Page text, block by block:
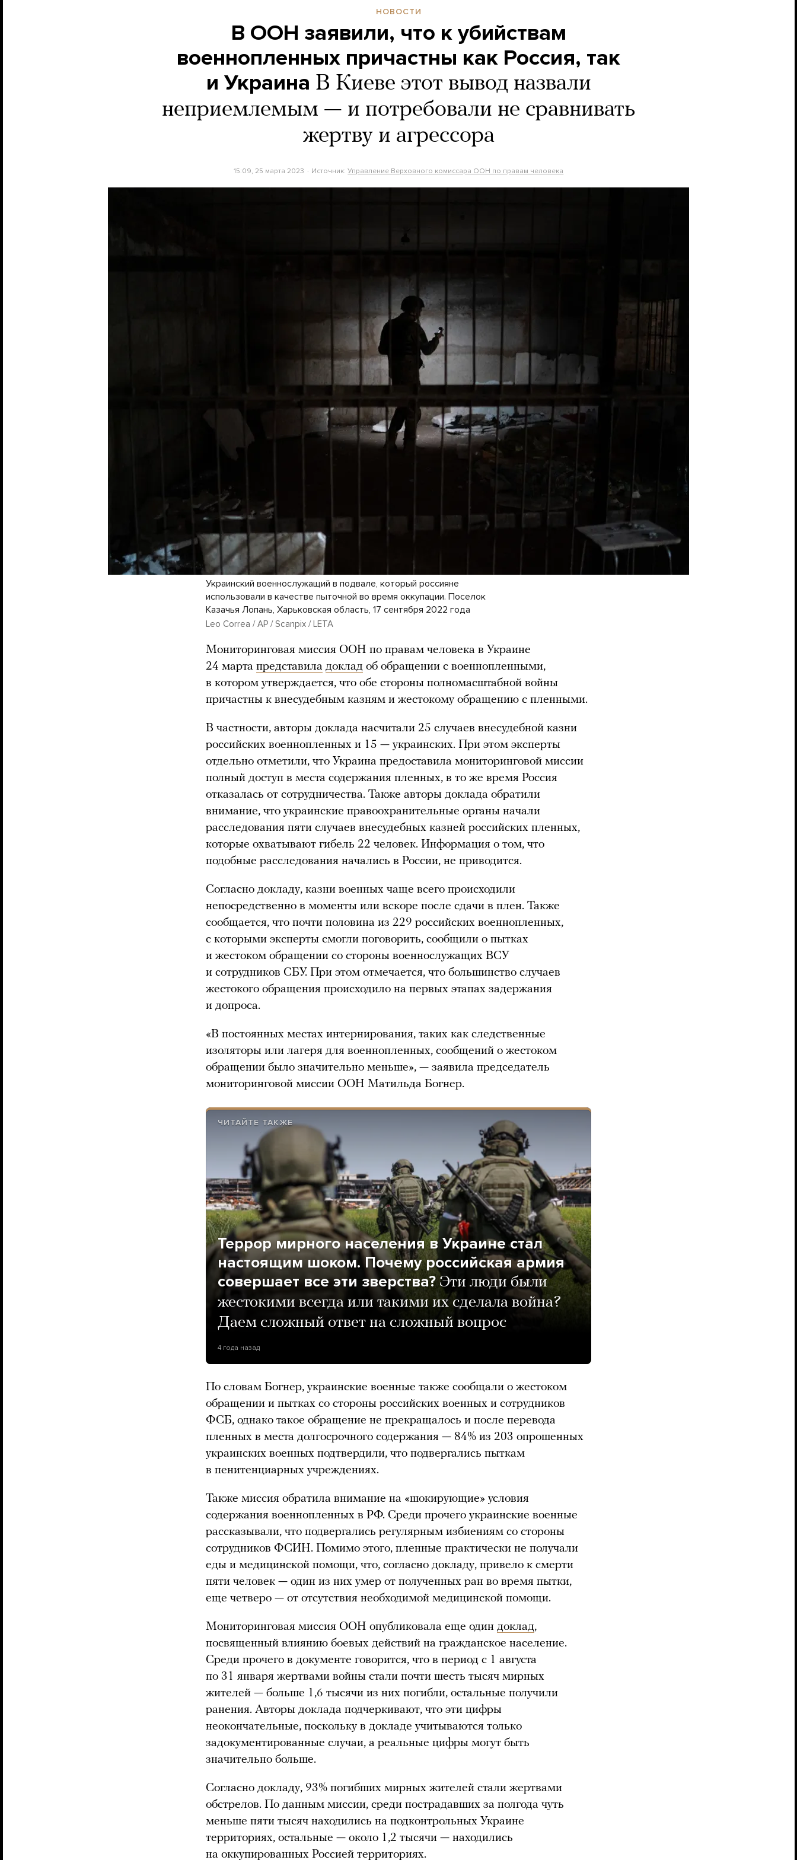
НОВОСТИ
В ООН заявили, что к убийствам
военнопленных причастны как Россия, так
и Украина В Киеве этот вывод назвали
неприемлемым — и потребовали не сравнивать
жертву и агрессора
15:09, 25 марта 2023 Источник:Управление Верховного комиссара ООН по правам человека
Украинский военнослужащий в подвале, который россияне
использовали в качестве пыточной во время оккупации. Поселок
Казачья Лопань, Харьковская область, 17 сентября 2022 года
Leo Correa / AP / Scanpix / LETA
Мониторинговая миссия ООН по правам человека в Украине
24 марта представила доклад об обращении с военнопленными,
в котором утверждается, что обе стороны полномасштабной войны
причастны к внесудебным казням и жестокому обращению с пленными.
В частности, авторы доклада насчитали 25 случаев внесудебной казни
российских военнопленных и 15 — украинских. При этом эксперты
отдельно отметили, что Украина предоставила мониторинговой миссии
полный доступ в места содержания пленных, в то же время Россия
отказалась от сотрудничества. Также авторы доклада обратили
внимание, что украинские правоохранительные органы начали
расследования пяти случаев внесудебных казней российских пленных,
которые охватывают гибель 22 человек. Информация о том, что
подобные расследования начались в России, не приводится.
Согласно докладу, казни военных чаще всего происходили
непосредственно в моменты или вскоре после сдачи в плен. Также
сообщается, что почти половина из 229 российских военнопленных,
с которыми эксперты смогли поговорить, сообщили о пытках
и жестоком обращении со стороны военнослужащих ВСУ
и сотрудников СБУ. При этом отмечается, что большинство случаев
жестокого обращения происходило на первых этапах задержания
и допроса.
«В постоянных местах интернирования, таких как следственные
изоляторы или лагеря для военнопленных, сообщений о жестоком
обращении было значительно меньше», — заявила председатель
мониторинговой миссии ООН Матильда Богнер.
ЧИТАЙТЕ ТАКЖЕ
Террор мирного населения в Украине стал
настоящим шоком. Почему российская армия
совершает все эти зверства? Эти люди были
жестокими всегда или такими их сделала война?
Даем сложный ответ на сложный вопрос
4 года назад
По словам Богнер, украинские военные также сообщали о жестоком
обращении и пытках со стороны российских военных и сотрудников
ФСБ, однако такое обращение не прекращалось и после перевода
пленных в места долгосрочного содержания — 84% из 203 опрошенных
украинских военных подтвердили, что подвергались пыткам
в пенитенциарных учреждениях.
Также миссия обратила внимание на «шокирующие» условия
содержания военнопленных в РФ. Среди прочего украинские военные
рассказывали, что подвергались регулярным избиениям со стороны
сотрудников ФСИН. Помимо этого, пленные практически не получали
еды и медицинской помощи, что, согласно докладу, привело к смерти
пяти человек — один из них умер от полученных ран во время пытки,
еще четверо — от отсутствия необходимой медицинской помощи.
Мониторинговая миссия ООН опубликовала еще один доклад,
посвященный влиянию боевых действий на гражданское население.
Среди прочего в документе говорится, что в период с 1 августа
по 31 января жертвами войны стали почти шесть тысяч мирных
жителей — больше 1,6 тысячи из них погибли, остальные получили
ранения. Авторы доклада подчеркивают, что эти цифры
неокончательные, поскольку в докладе учитываются только
задокументированные случаи, а реальные цифры могут быть
значительно больше.
Согласно докладу, 93% погибших мирных жителей стали жертвами
обстрелов. По данным миссии, среди пострадавших за полгода чуть
меньше пяти тысяч находились на подконтрольных Украине
территориях, остальные — около 1,2 тысячи — находились
на оккупированных Россией территориях.